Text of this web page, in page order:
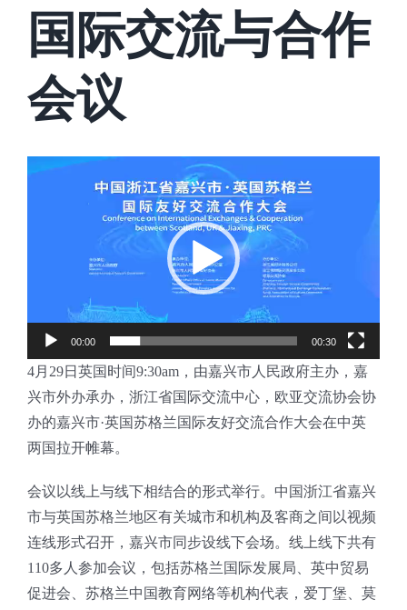
国际交流与合作
会议
Video
00:00 00:30
4月29日英国时间9:30am，由嘉兴市人民政府主办，嘉
兴市外办承办，浙江省国际交流中心，欧亚交流协会协
办的嘉兴市·英国苏格兰国际友好交流合作大会在中英
两国拉开帷幕。
会议以线上与线下相结合的形式举行。中国浙江省嘉兴
市与英国苏格兰地区有关城市和机构及客商之间以视频
连线形式召开，嘉兴市同步设线下会场。线上线下共有
110多人参加会议，包括苏格兰国际发展局、英中贸易
促进会、苏格兰中国教育网络等机构代表，爱丁堡、莫